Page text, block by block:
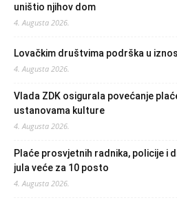
uništio njihov dom
4. Augusta 2026.
Lovačkim društvima podrška u
4. Augusta 2026.
Vlada ZDK osigurala povećanje
ustanovama kulture
4. Augusta 2026.
Plaće prosvjetnih radnika, policije i
jula veće za 10 posto
4. Augusta 2026.